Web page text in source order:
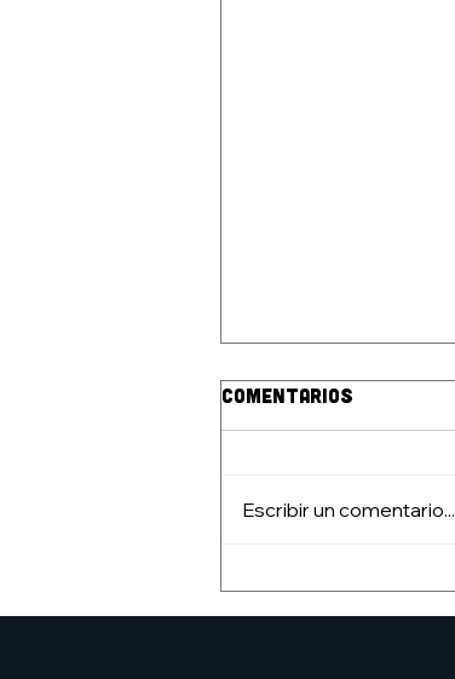
Comentarios
Escribir un comentario...